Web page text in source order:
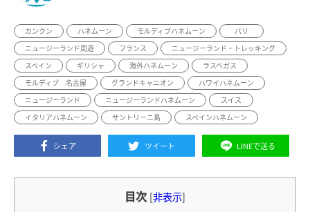
カンクン ハネムーン モルディブハネムーン
パリ
ニュージーランド周遊
フランス
ニュージーランド・トレッキング
スペイン
ギリシャ 海外ハネムーン
ラスベガス
モルディブ 名古屋
グランドキャニオン
ハワイハネムーン
ニュージーランド
ニュージーランドハネムーン
スイス
イタリアハネムーン
サントリーニ島 スペインハネムーン
シェア ツイート LINEで送る
目次 [非表示]